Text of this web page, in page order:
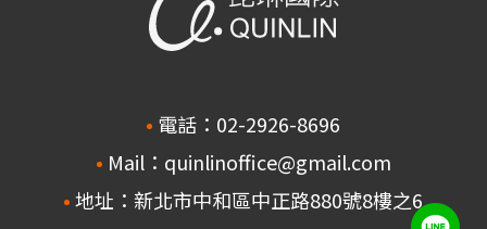
電話：02-2926-8696
Mail：quinlinoffice@gmail.com
地址：新北市中和區中正路880號8樓之6